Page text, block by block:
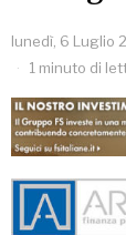
lunedì, 6 Luglio
1 minuto di